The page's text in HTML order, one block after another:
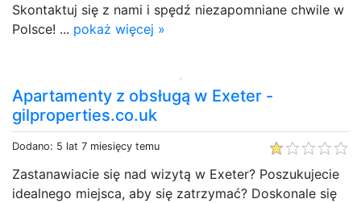
Skontaktuj się z nami i spędź niezapomniane chwile w
Polsce! ... pokaż więcej »
Apartamenty z obsługą w Exeter -
gilproperties.co.uk
Dodano: 5 lat 7 miesięcy temu
Zastanawiacie się nad wizytą w Exeter? Poszukujecie
idealnego miejsca, aby się zatrzymać? Doskonale się